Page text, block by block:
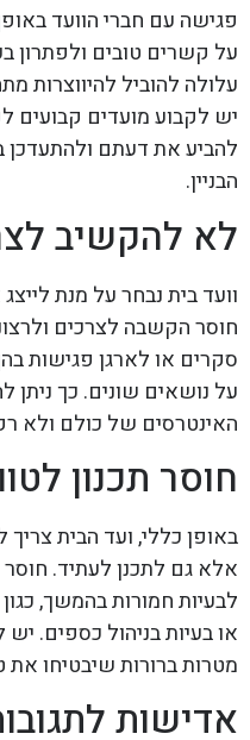
פגישה עם חברי הוועד
על קשרים טובים ולפתרון
עלולה להוביל להיווצרות
יש לקבוע מועדים קבועים
להביע את דעתם ולהתעדכן
הבניין.
לא להקשיב
וועד בית נבחר על מנת
חוסר הקשבה לצרכים
סקרים או לארגן פגישות
על נושאים שונים. כך ניתן
האינטרסים של כולם ולא
חוסר תכנון
באופן כללי, ועד הבית
אלא גם לתכנן לעתיד. חוסר
לבעיות חמורות בהמשך,
או בעיות בניהול כספים. יש
מטרות ברורות שיבטיחו את
אדישות